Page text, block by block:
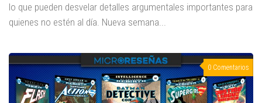
lo que pueden desvelar detalles argumentales importantes para
quienes no estén al día. Nueva semana...
0 Comentarios